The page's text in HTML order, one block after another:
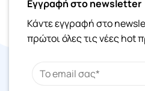
Εγγραφή στο newsletter
Κάντε εγγραφή στο
πρώτοι όλες τις νέες hot